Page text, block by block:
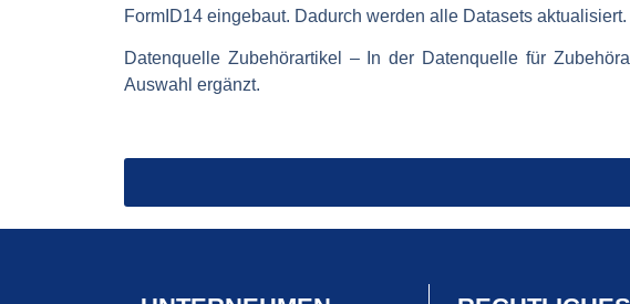
FormID14 eingebaut. Dadurch werden alle Datasets aktualisiert.
Datenquelle Zubehörartikel
– In der Datenquelle für
Auswahl ergänzt.